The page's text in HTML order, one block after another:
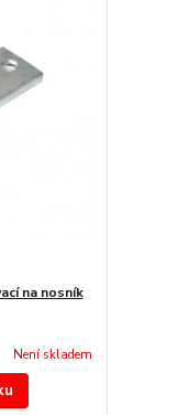
na nosník
Není skladem